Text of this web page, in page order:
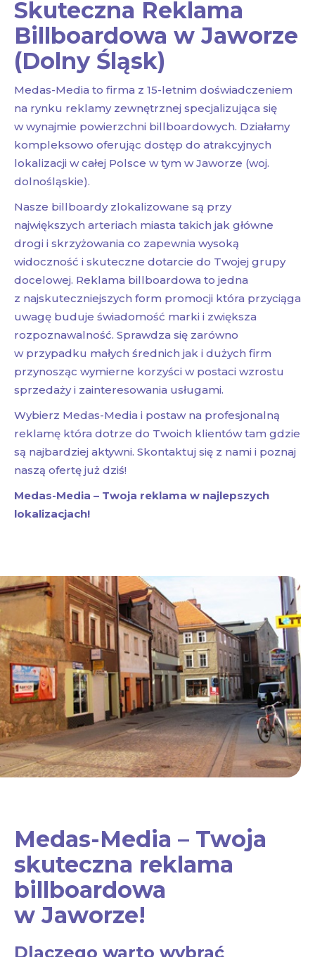
Skuteczna Reklama
Billboardowa w Jaworze
(Dolny Śląsk)
Medas-Media to firma z 15-letnim doświadczeniem
na rynku reklamy zewnętrznej specjalizująca się
w wynajmie powierzchni billboardowych. Działamy
kompleksowo oferując dostęp do atrakcyjnych
lokalizacji w całej Polsce w tym w Jaworze (woj.
dolnośląskie).
Nasze billboardy zlokalizowane są przy
największych arteriach miasta takich jak główne
drogi i skrzyżowania co zapewnia wysoką
widoczność i skuteczne dotarcie do Twojej grupy
docelowej. Reklama billboardowa to jedna
z najskuteczniejszych form promocji która przyciąga
uwagę buduje świadomość marki i zwiększa
rozpoznawalność. Sprawdza się zarówno
w przypadku małych średnich jak i dużych firm
przynosząc wymierne korzyści w postaci wzrostu
sprzedaży i zainteresowania usługami.
Wybierz Medas-Media i postaw na profesjonalną
reklamę która dotrze do Twoich klientów tam gdzie
są najbardziej aktywni. Skontaktuj się z nami i poznaj
naszą ofertę już dziś!
Medas-Media – Twoja reklama w najlepszych
lokalizacjach!
Medas-Media – Twoja
skuteczna reklama
billboardowa
w Jaworze!
Dlaczego warto wybrać